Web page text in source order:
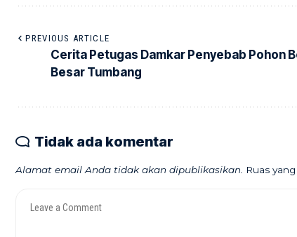
PREVIOUS ARTICLE
Cerita Petugas Damkar Penyebab Pohon
Besar Tumbang
Tidak ada komentar
Alamat email Anda tidak akan dipublikasikan. Ruas